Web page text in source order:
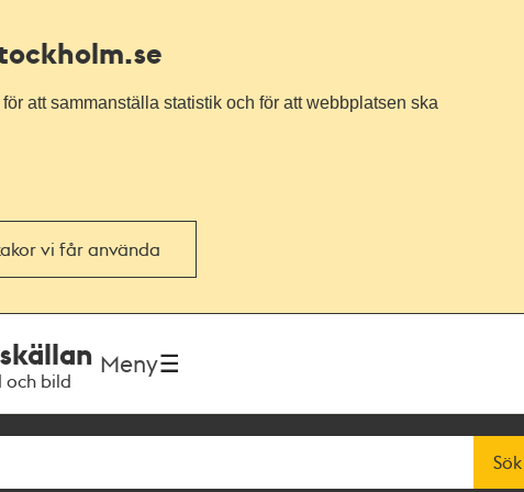
att sammanställa statistik och för att webbplatsen ska
vi får använda
och bild
Meny
Sök